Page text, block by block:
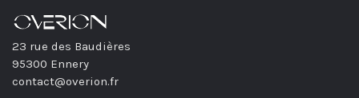
23 rue des Baudières
95300 Ennery
contact@overion.fr